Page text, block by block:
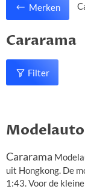
Merken
Cararama
Filter
Modelauto
Cararama
uit Hongkong. De
1:43. Voor de